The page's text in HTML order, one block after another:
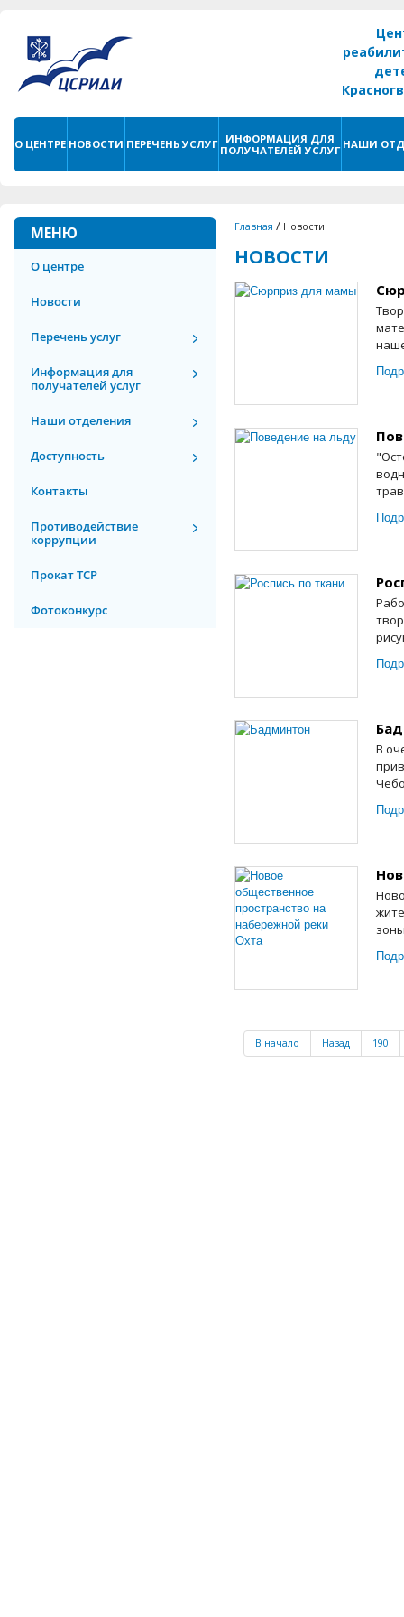
О ЦЕНТРЕ НОВОСТИ ПЕРЕЧЕНЬ УСЛУГ
ИНФОРМАЦИЯ ДЛЯ
ПОЛУЧАТЕЛЕЙ УСЛУГ НАШИ
МЕНЮ
О центре
Новости
Перечень услуг
Информация для
получателей услуг
Наши отделения
Доступность
Контакты
Противодействие
коррупции
Прокат ТСР
Фотоконкурс
Главная / Новости
НОВОСТИ
В
В начало Назад 190